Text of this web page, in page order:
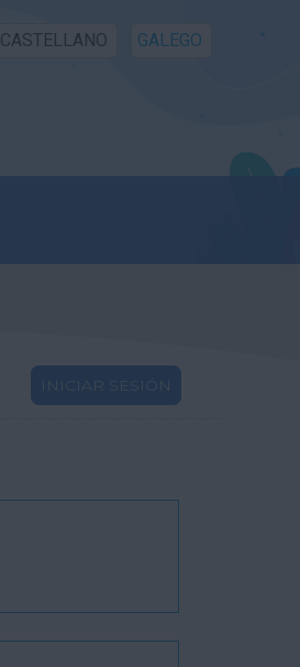
CASTELLANO GALEGO
INICIAR SESIÓN